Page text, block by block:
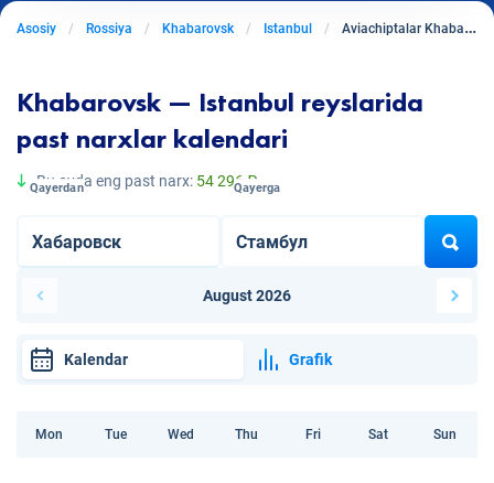
Asosiy Rossiya Khabarovsk Istanbul Aviachiptalar Khabarovskdan Istanbulga
Khabarovsk — Istanbul reyslarida
past narxlar kalendari
Bu oyda eng past narx: 54 296 ₽
Qayerdan Qayerga
August 2026
Kalendar Grafik
Mon Tue Wed Thu Fri Sat Sun